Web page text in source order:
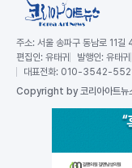
주소: 서울 송파구 동남로 11
편집인: 유태귀 발행인: 유태귀
대표전화: 010-3542-
Copyright by 코리아아트뉴